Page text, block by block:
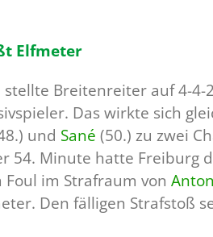
Elfmeter
stellte Breitenreiter auf 4-
Das wirkte sich
und Sané (50.) zu zwei
54. Minute hatte Freiburg
Foul im Strafraum von Anton
Den fälligen Strafstoß